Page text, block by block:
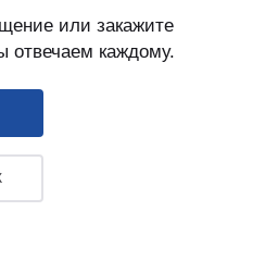
или закажите
отвечаем каждому.